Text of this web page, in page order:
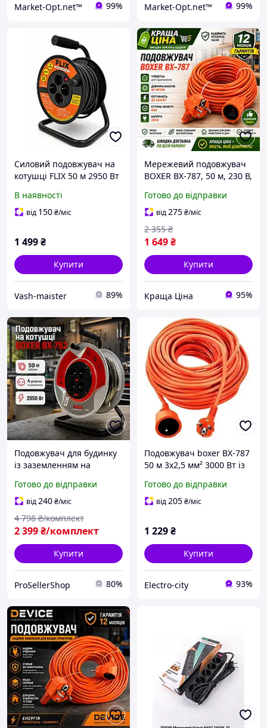
Market-Opt.net™ 99% Market-Opt.net™ 99%
Силовий подовжувач на
котушці FLIX 50 м 2950 Вт
кабель 3х2.5 мм² для
будівництва майстерні
В наявності
від 150₴/міс
1 499₴
Купити
Vash-maister 89%
Мережевий подовжувач
BOXER BX-787, 50 м, 230 В,
IP20
Готово до відправки
від275₴/міс
1 649₴
2 355 ₴
Купити
Краща Ціна 95%
Подовжувач для будинку
із заземленням на
50 м Силовий подовжувач
із захистом на котушці
Готово до відправки
від240₴/міс
2 399₴/комплект
4 798 ₴/комплект
Купити
ProSellerShop 80%
Подовжувач boxer BX-787
50 м 3x2,5 мм² 3000 Вт із
кабель, оранжевий,
побутовий
Готово до відправки
від205₴/міс
1 229₴
Купити
Electro-city 93%